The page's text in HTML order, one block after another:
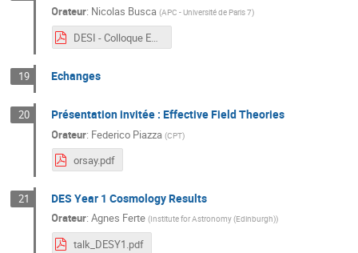
Orateur: Nicolas Busca (APC - Université de Paris 7)
DESI - Colloque Energie Sombre.pdf
19 Echanges
20 Présentation invitée : Effective Field Theories
Orateur: Federico Piazza (CPT)
orsay.pdf
21 DES Year 1 Cosmology Results
Orateur:Agnes Ferte (Institute for Astronomy (Edinburgh))
talk_DESY1.pdf